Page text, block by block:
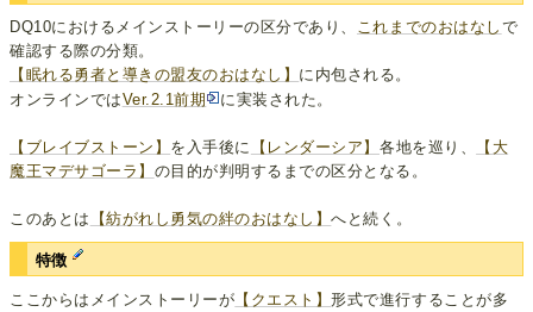
DQ10におけるメインストーリーの区分であり、 これまでのおはなし で
確認する際の分類。
【眠れる勇者と導きの盟友のおはなし】 に内包される。
オンラインではVer.2.1前期 に実装された。
【ブレイブストーン】 を入手後に 【レンダーシア】 各地を巡り、
【大
魔王マデサゴーラ】 の目的が判明するまでの区分となる。
このあとは 【紡がれし勇気の絆のおはなし】へと続く。
特徴
ここからはメインストーリーが 【クエスト】形式で進行することが多